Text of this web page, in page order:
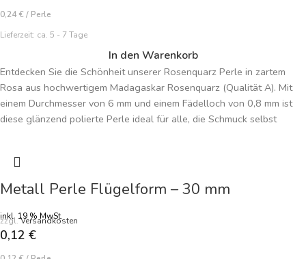
0,24 € / Perle
Lieferzeit: ca. 5 - 7 Tage
In den Warenkorb
Entdecken Sie die Schönheit unserer Rosenquarz Perle in zartem
Rosa aus hochwertigem Madagaskar Rosenquarz (Qualität A). Mit
einem Durchmesser von 6 mm und einem Fädelloch von 0,8 mm ist
diese glänzend polierte Perle ideal für alle, die Schmuck selbst
individuelle Schmuckstücke. Preisangabe je Perle.
Metall Perle Flügelform – 30 mm
inkl. 19 % MwSt.
zzgl.Versandkosten
0,12 €